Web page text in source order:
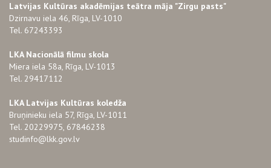
Latvijas Kultūras akadēmijas teātra māja "Zirgu pasts"
Dzirnavu iela 46, Rīga, LV-1010
Tel. 67243393
LKA Nacionālā filmu skola
Miera iela 58a, Rīga, LV-1013
Tel. 29417112
LKA Latvijas Kultūras koledža
Bruņinieku iela 57, Rīga, LV-1011
Tel. 20229975, 67846238
studinfo@lkk.gov.lv